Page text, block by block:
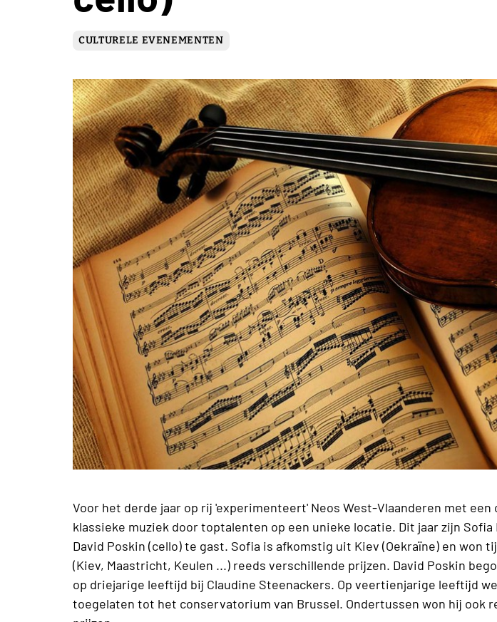
CULTURELE EVENEMENTEN
Voor het derde jaar op rij 'experimenteert' Neos West-Vlaanderen met een
klassieke muziek door toptalenten op een unieke locatie. Dit jaar zijn Sofia
David Poskin (cello) te gast. Sofia is afkomstig uit Kiev (Oekraïne) en won
(Kiev, Maastricht, Keulen ...) reeds verschillende prijzen. David Poskin
op driejarige leeftijd bij Claudine Steenackers. Op veertienjarige leeftijd
toegelaten tot het conservatorium van Brussel. Ondertussen won hij ook